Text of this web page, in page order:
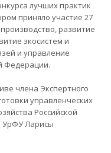
лучших практик
приняло участие 27
развитие
экосистем и
и управление
Федерации.
члена Экспертного
управленческих
Российской
УрФУ Ларисы